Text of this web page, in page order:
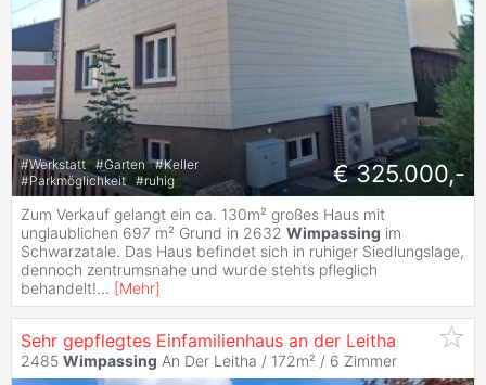
#Werkstatt #Garten #Keller
#Parkmöglichkeit #ruhig € 325.000,-
Zum Verkauf gelangt ein ca. 130m² großes Haus mit
unglaublichen 697 m² Grund in 2632 Wimpassing im
Schwarzatale. Das Haus befindet sich in ruhiger Siedlungslage,
dennoch zentrumsnahe und wurde stehts pfleglich
behandelt!... [Mehr]
Sehr gepflegtes Einfamilienhaus an der Leitha
2485 Wimpassing An Der Leitha / 172m² / 6 Zimmer